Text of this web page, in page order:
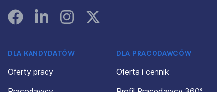
FacebookLinked InInstagramInstagram
DLA KANDYDATÓW
Oferty pracy
DLA PRACODAWCÓW
Oferta i cennik